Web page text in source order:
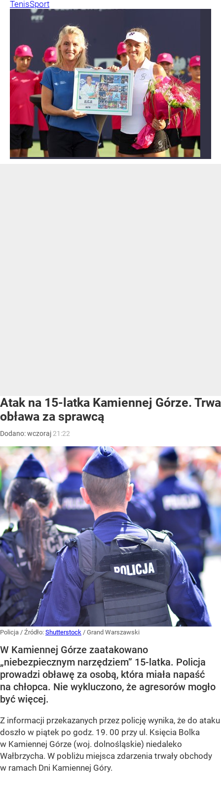
TenisSport
Atak na 15-latka Kamiennej Górze. Trwa
obława za sprawcą
Dodano:wczoraj 21:22
Policja / Źródło: Shutterstock / Grand Warszawski
W Kamiennej Górze zaatakowano
„niebezpiecznym narzędziem” 15-latka. Policja
prowadzi obławę za osobą, która miała napaść
na chłopca. Nie wykluczono, że agresorów mogło
być więcej.
Z informacji przekazanych przez policję wynika, że do ataku
doszło w piątek po godz. 19. 00 przy ul. Księcia Bolka
w Kamiennej Górze (woj. dolnośląskie) niedaleko
Wałbrzycha. W pobliżu miejsca zdarzenia trwały obchody
w ramach Dni Kamiennej Góry.